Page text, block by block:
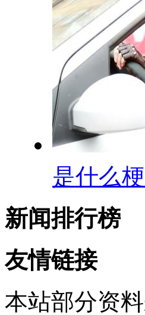
是什么梗
新闻排行榜
友情链接
本站部分资